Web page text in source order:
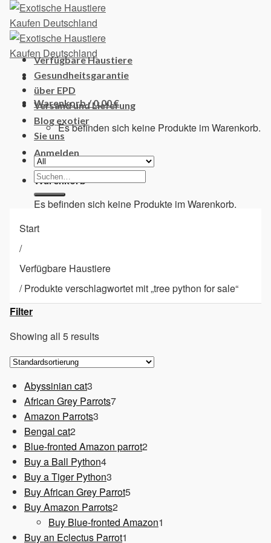
Skip
content
Warenkorb /0,00€
Es befinden sich keine Produkte im Warenkorb.
Anmelden
Warenkorb
Es befinden sich keine Produkte im Warenkorb.
Verfügbare Haustiere
Gesundheitsgarantie
über EPD
Versand und Lieferung
Blog exotier
Sie uns
Suchen
nach:
Start
/
Verfügbare Haustiere
/Produkte verschlagwortet mit „tree python for sale“
Filter
Showing all 5 results
Abyssinian cat3
Produkte
African Grey Parrots77
Amazon Parrots3
Bengal cat22
Produkte
Blue-fronted Amazon parrot22
Buy a Ball Python44
Produkte
Buy a Tiger Python3
Produkte
Buy African Grey Parrot55
Buy Amazon Parrots22
Produkte
Buy Blue-fronted Amazon1
Buy an Eclectus Parrot1